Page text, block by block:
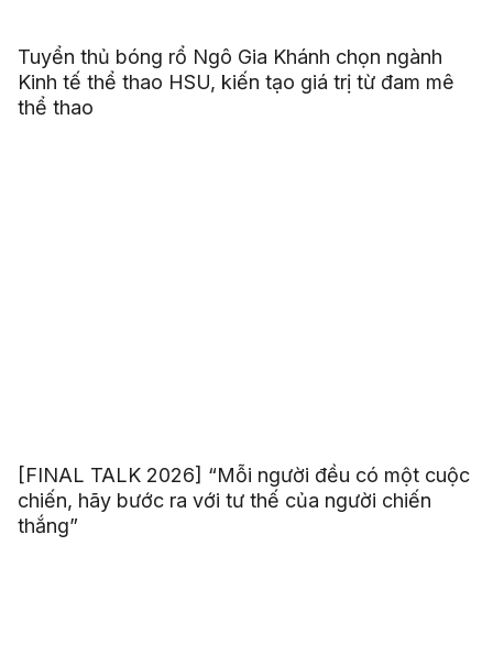
Tuyển thủ bóng rổ Ngô Gia Khánh chọn ngành
Kinh tế thể thao HSU, kiến tạo giá trị từ đam mê
thể thao
[FINAL TALK 2026] “Mỗi người đều có một cuộc
chiến, hãy bước ra với tư thế của người chiến
thắng”